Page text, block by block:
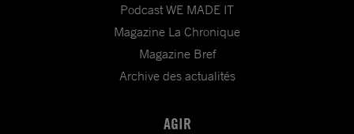
Podcast WE MADE IT
Magazine La Chronique
Magazine Bref
Archive des actualités
AGIR